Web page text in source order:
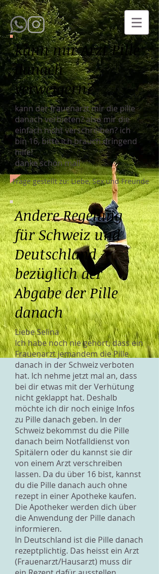
kann mir Arzt Pille
danach
verweigern?
kann der frauenarzt mir die pille
danach verbieten? also mir die
einfach nicht verschreiben? ich
bin 16, bitte ich brauch dringend
hilfe!
danke schon mal!
Frage gestellt zu: Liebe, Sex und Freunde
Andere Regelung
für Schweiz und
Deutschland
bezüglich der
Abgabe der Pille
danach
Liebe Selina
Ich habe noch nie gehört, dass ein
Frauenarzt jemandem die Pille
danach in der Schweiz verboten
hat. Ich nehme jetzt mal an, dass
bei dir etwas mit der Verhütung
nicht geklappt hat. Deshalb
möchte ich dir noch einige Infos
zu Pille danach geben. In der
Schweiz bekommst du die Pille
danach beim Notfalldienst von
Spitälern oder du kannst sie dir
von einem Arzt verschreiben
lassen. Da du über 16 bist, kannst
du die Pille danach auch ohne
rezept in einer Apotheke kaufen.
Die Apotheker werden dich über
die Anwendung der Pille danach
informieren.
In Deutschland ist die Pille danach
rezeptplichtig. Das heisst ein Arzt
(Frauenarzt/Hausarzt) muss dir